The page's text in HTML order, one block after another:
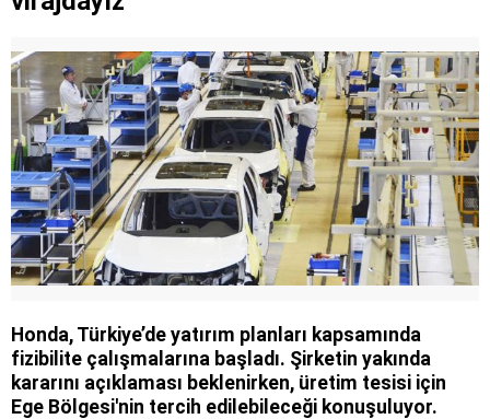
Honda, Türkiye’de yatırım planları kapsamında
fizibilite çalışmalarına başladı. Şirketin yakında
kararını açıklaması beklenirken, üretim tesisi için
Ege Bölgesi'nin tercih edilebileceği konuşuluyor.